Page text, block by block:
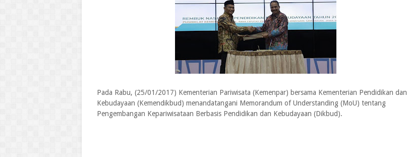
Pada Rabu, (25/01/2017) Kementerian Pariwisata (Kemenpar) bersama Kementerian Pendidikan dan
Kebudayaan (Kemendikbud) menandatangani Memorandum of Understanding (MoU) tentang
Pengembangan Kepariwisataan Berbasis Pendidikan dan Kebudayaan (Dikbud).